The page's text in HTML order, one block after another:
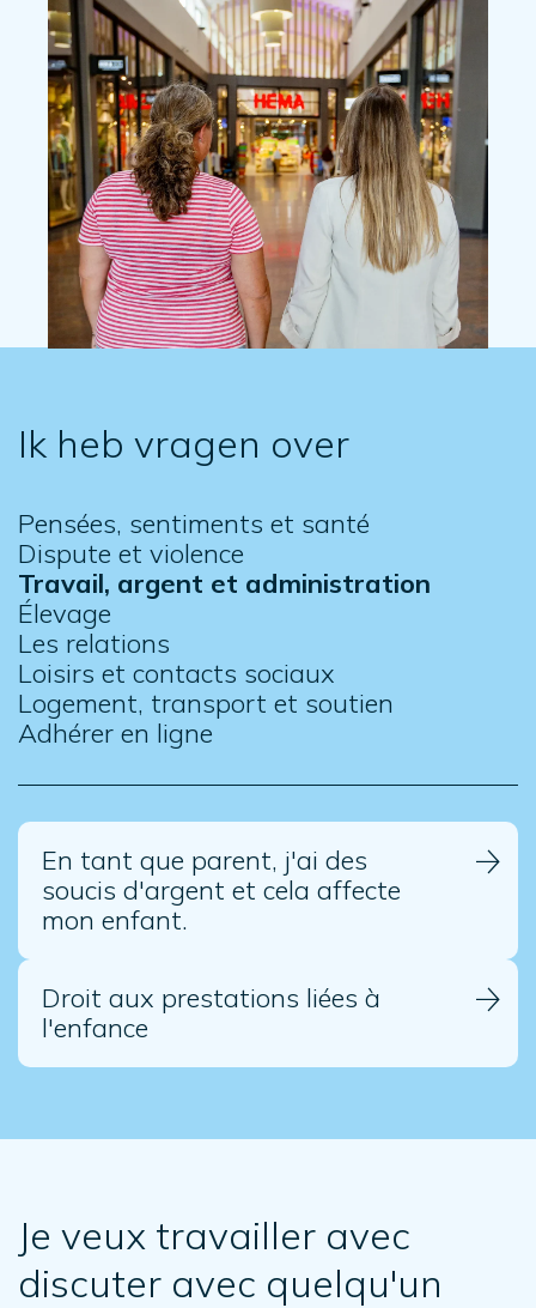
Ik heb vragen over
Pensées, sentiments et santé
Dispute et violence
Travail, argent et administration
Élevage
Les relations
Loisirs et contacts sociaux
Logement, transport et soutien
Adhérer en ligne
En tant que parent, j'ai des
soucis d'argent et cela affecte
mon enfant.
Droit aux prestations liées à
l'enfance
Je veux travailler avec
discuter avec quelqu'un